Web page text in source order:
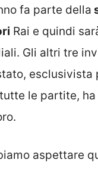
fa parte della
Rai e quindi
Gli altri tre
esclusivista
le partite,
aspettare